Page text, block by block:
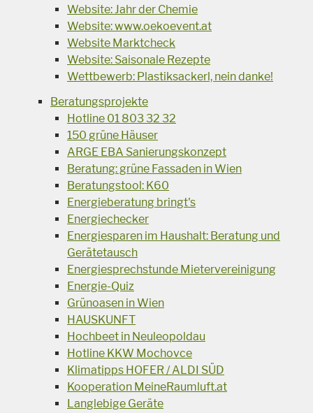
Website: Jahr der Chemie
Website: www.oekoevent.at
Website Marktcheck
Website: Saisonale Rezepte
Wettbewerb: Plastiksackerl, nein danke!
Beratungsprojekte
Hotline 01 803 32 32
150 grüne Häuser
ARGE EBA Sanierungskonzept
Beratung: grüne Fassaden in Wien
Beratungstool: K60
Energieberatung bringt's
Energiechecker
Energiesparen im Haushalt: Beratung und
Gerätetausch
Energiesprechstunde Mietervereinigung
Energie-Quiz
Grünoasen in Wien
HAUSKUNFT
Hochbeet in Neuleopoldau
Hotline KKW Mochovce
Klimatipps HOFER / ALDI SÜD
Kooperation MeineRaumluft.at
Langlebige Geräte